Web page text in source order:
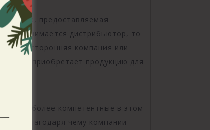
скидка, предоставляемая
занимается дистрибьютор, то
быть сторонняя компания или
приобретает продукцию для
более компетентные в этом
благодаря чему компании